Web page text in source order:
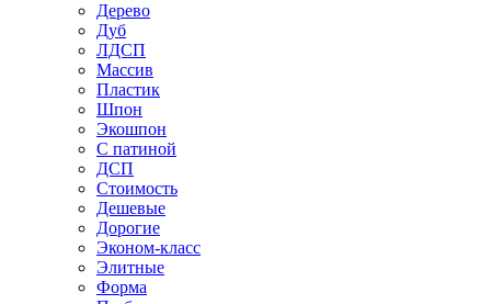
Дерево
Дуб
ЛДСП
Массив
Пластик
Шпон
Экошпон
С патиной
ДСП
Стоимость
Дешевые
Дорогие
Эконом-класс
Элитные
Форма